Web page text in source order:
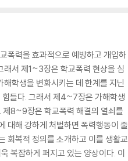
폭력을 효과적으로 예방하고 개입하
래서 제1~3장은 학교폭력 현상을 심
학생을 변화시키는 데 한계를 지닌
힘들다. 그래서 제4~7장은 가해학생
제8~9장은 학교폭력 해결의 열쇠를
대해 강하게 처벌하면 폭력행동이 줄
회복적 정의를 소개하고 이를 생활교
복잡하게 퍼지고 있는 양상이다. 이